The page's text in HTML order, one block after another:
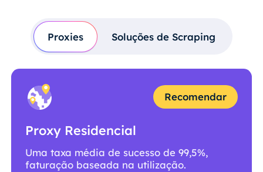
Proxies Soluções de Scraping
Recomendar
Proxy Residencial
Uma taxa média de sucesso de 99,5%,
faturação baseada na utilização.